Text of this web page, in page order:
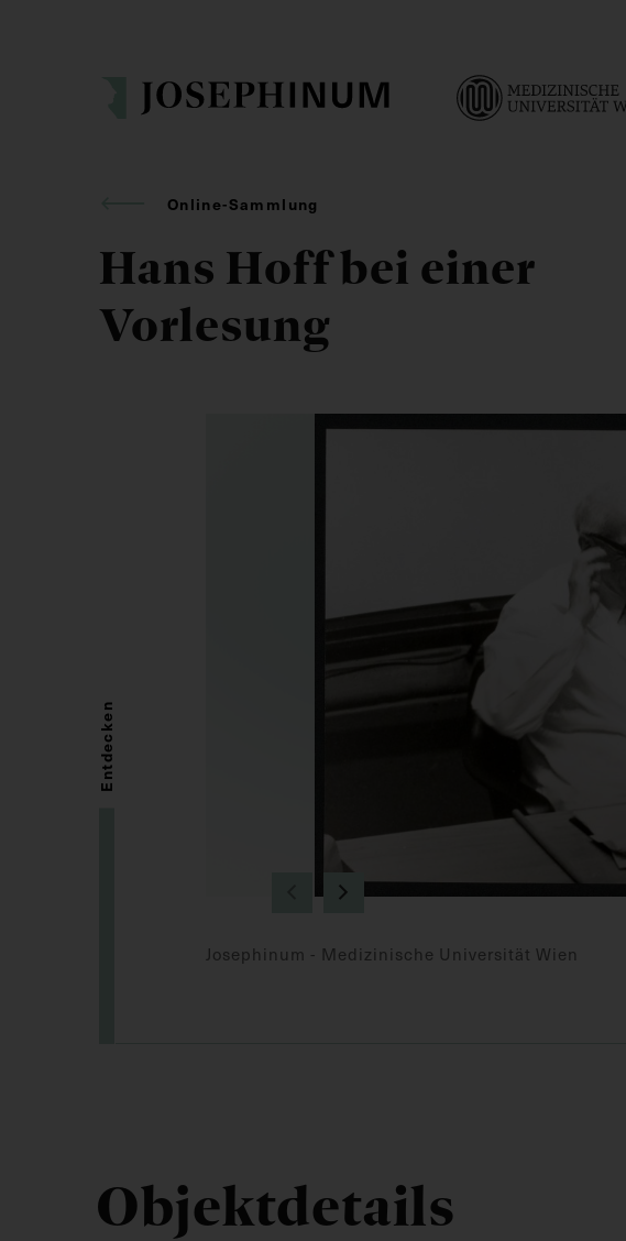
Online-Sammlung
Hans Hoff bei einer
Vorlesung
Josephinum - Medizinische Universität Wien
Entdecken
Objektdetails